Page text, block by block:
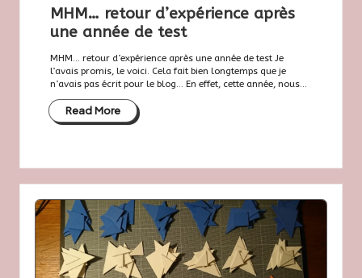
MHM… retour d’expérience après
une année de test
MHM… retour d’expérience après une année de test Je
l’avais promis, le voici. Cela fait bien longtemps que je
n’avais pas écrit pour le blog… En effet, cette année, nous...
Read More